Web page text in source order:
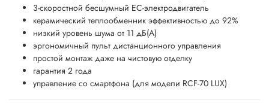
3-скоростной бесшумный EC-электродвигатель
керамический теплообменник эффективностью до 92%
низкий уровень шума от 11 дБ(А)
эргономичный пульт дистанционного управления
простой монтаж даже на чистовую отделку
гарантия 2 года
управление со смартфона (для модели RCF-70 LUX)